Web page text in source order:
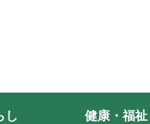
し 健康・福祉